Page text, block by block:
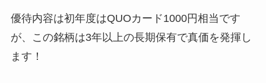
優待内容は初年度はQUOカード1000円相当です
が、この銘柄は3年以上の長期保有で真価を発揮し
ます！